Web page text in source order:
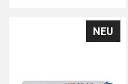
NEU